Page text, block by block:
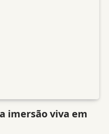
imersão viva em